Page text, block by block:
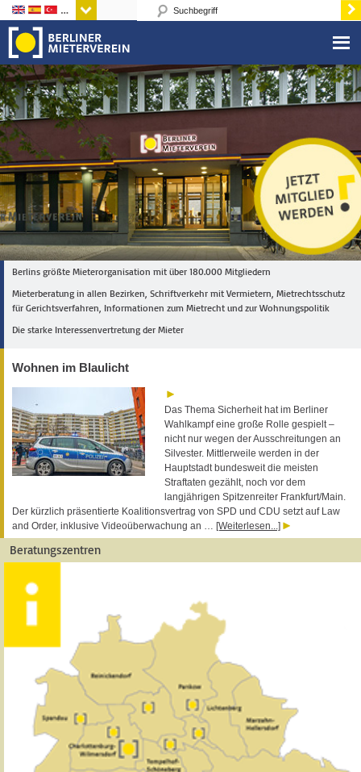
Sprachen
Berlins größte Mieterorganisation mit über 180.000 Mitgliedern
Mieterberatung in allen Bezirken, Schriftverkehr mit Vermietern, Mietrechtsschutz
für Gerichtsverfahren, Informationen zum Mietrecht und zur Wohnungspolitik
Die starke Interessenvertretung der Mieter
Wohnen im Blaulicht
Das Thema Sicherheit hat im Berliner
Wahlkampf eine große Rolle gespielt –
nicht nur wegen der Ausschreitungen an
Silvester. Mittlerweile werden in der
Hauptstadt bundesweit die meisten
Straftaten gezählt, noch vor dem
langjährigen Spitzenreiter Frankfurt/Main.
Der kürzlich präsentierte Koalitionsvertrag von SPD und CDU setzt auf Law
and Order, inklusive Videoüberwachung an … [Weiterlesen...]
Beratungszentren